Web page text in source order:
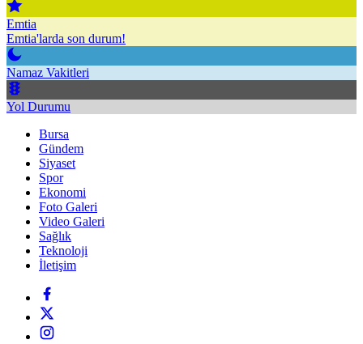
Emtia
Emtia'larda son durum!
Namaz Vakitleri
Yol Durumu
Bursa
Gündem
Siyaset
Spor
Ekonomi
Foto Galeri
Video Galeri
Sağlık
Teknoloji
İletişim